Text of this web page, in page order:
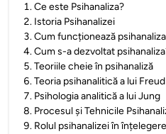
1.Ce este Psihanaliza?
2. Istoria Psihanalizei
3.Cum funcționează
4.Cum s-a dezvoltat
5.Teoriile cheie în psihanaliză
6.Teoria psihanalitică a lui Freud
7. Psihologia analitică a lui Jung
8. Procesul și Tehnicile
9. Rolul psihanalizei în